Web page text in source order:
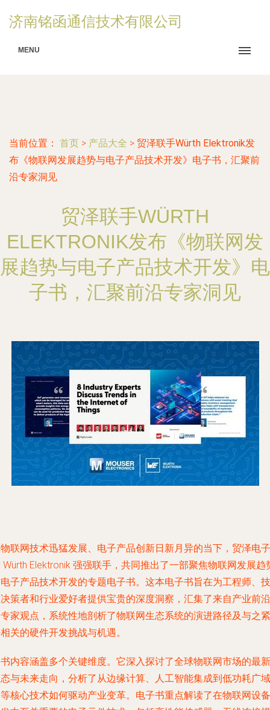
济南铭函通信技术有限公司
MENU
当前位置： 首页 > 产品大全 > 贸泽联手Würth Elektronik发
布《物联网发展趋势与电子产品技术开发》电子书，汇聚前
沿专家洞见
贸泽联手WÜRTH
ELEKTRONIK发布《物联网发
展趋势与电子产品技术开发》电
子书，汇聚前沿专家洞见
联网技术迅猛发展、电子产品创新日新月异的当下，贸泽电子
Würth Elektronik 强强联手，共同推出了一部聚焦物联网发展趋
子产品技术开发的专题电子书。这本电子书旨在为工程师、技
策者和行业爱好者提供宝贵的深度洞察，汇集了来自产业前沿
家观点，系统性地剖析了物联网生态系统的演进路径及与之紧
关的硬件开发挑战与机遇。
内容涵盖多个关键维度。它深入探讨了全球物联网市场的最新
与未来走向，分析了从边缘计算、人工智能集成到低功耗广域
核心技术如何驱动产业变革。电子书重点解读了在物联网设备